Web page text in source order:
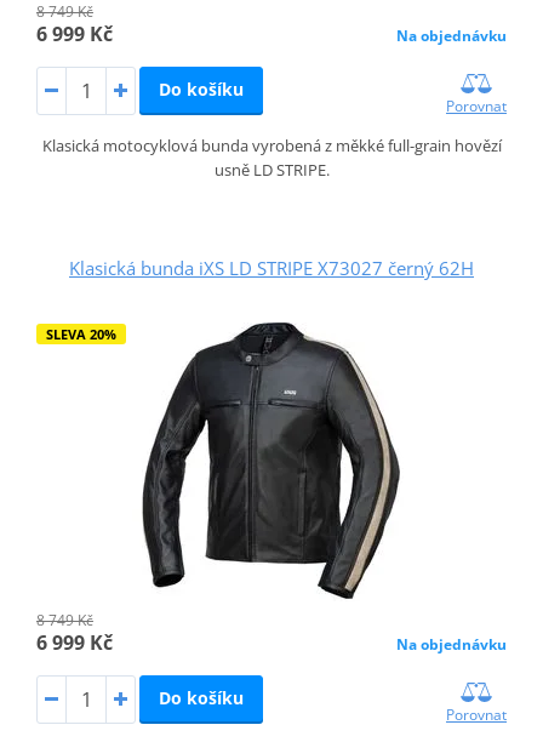
8 749 Kč
6 999 Kč Na objednávku
Do košíku
Porovnat
Klasická motocyklová bunda vyrobená z měkké full-grain hovězí
usně LD STRIPE.
Klasická bunda iXS LD STRIPE X73027 černý 62H
SLEVA 20%
8 749 Kč
6 999 Kč Na objednávku
Do košíku
Porovnat